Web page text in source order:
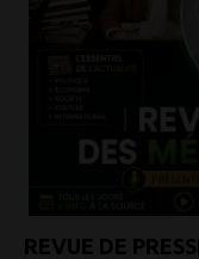
REVUE DE